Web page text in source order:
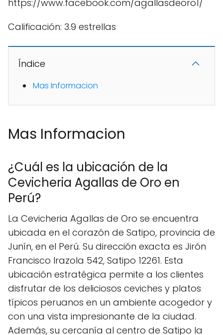
https://www.facebook.com/agallasdeoro1/
Calificación: 3.9 estrellas
Índice
Mas Informacion
Mas Informacion
¿Cuál es la ubicación de la
Cevicheria Agallas de Oro en
Perú?
La Cevicheria Agallas de Oro se encuentra
ubicada en el corazón de Satipo, provincia de
Junín, en el Perú. Su dirección exacta es Jirón
Francisco Irazola 542, Satipo 12261. Esta
ubicación estratégica permite a los clientes
disfrutar de los deliciosos ceviches y platos
típicos peruanos en un ambiente acogedor y
con una vista impresionante de la ciudad.
Además, su cercanía al centro de Satipo la